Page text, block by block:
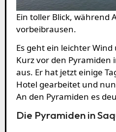
Ein toller Blick, während
vorbeibrausen.
Es geht ein leichter
Kurz vor den Pyramiden
aus. Er hat jetzt einige
Hotel gearbeitet und
An den Pyramiden es
Die Pyramiden in